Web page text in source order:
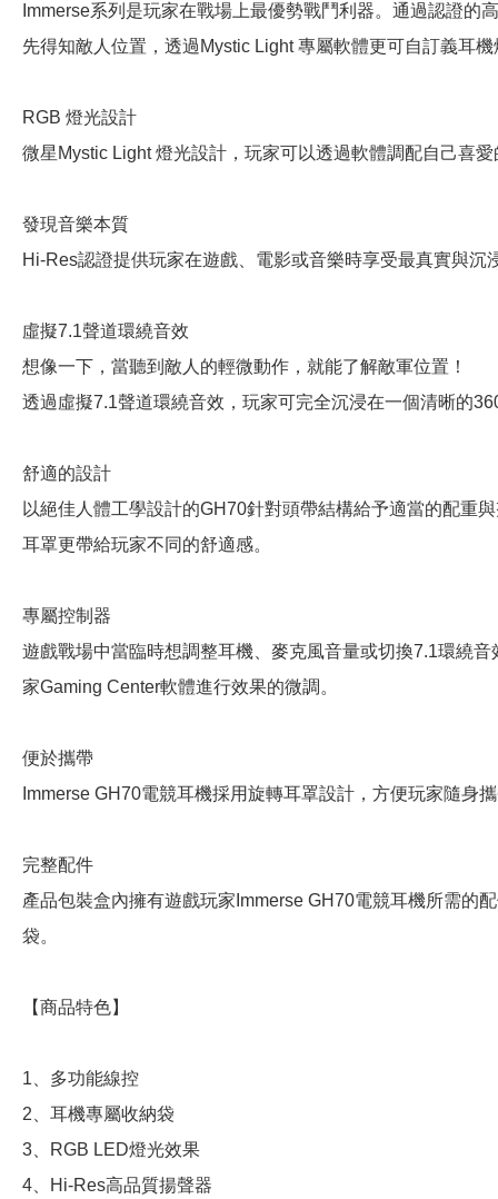
Immerse系列是玩家在戰場上最優勢戰鬥利器。通過認證的
先得知敵人位置，透過Mystic Light 專屬軟體更可自訂義耳
RGB 燈光設計
微星Mystic Light 燈光設計，玩家可以透過軟體調配自己喜
發現音樂本質
Hi-Res認證提供玩家在遊戲、電影或音樂時享受最真實與沉
虛擬7.1聲道環繞音效
想像一下，當聽到敵人的輕微動作，就能了解敵軍位置！
透過虛擬7.1聲道環繞音效，玩家可完全沉浸在一個清晰的
舒適的設計
以絕佳人體工學設計的GH70針對頭帶結構給予適當的配重
耳罩更帶給玩家不同的舒適感。
專屬控制器
遊戲戰場中當臨時想調整耳機、麥克風音量或切換7.1環繞
家Gaming Center軟體進行效果的微調。
便於攜帶
Immerse GH70電競耳機採用旋轉耳罩設計，方便玩家隨身
完整配件
產品包裝盒內擁有遊戲玩家Immerse GH70電競耳機所需的
袋。
【商品特色】
1、多功能線控
2、耳機專屬收納袋
3、RGB LED燈光效果
4、Hi-Res高品質揚聲器